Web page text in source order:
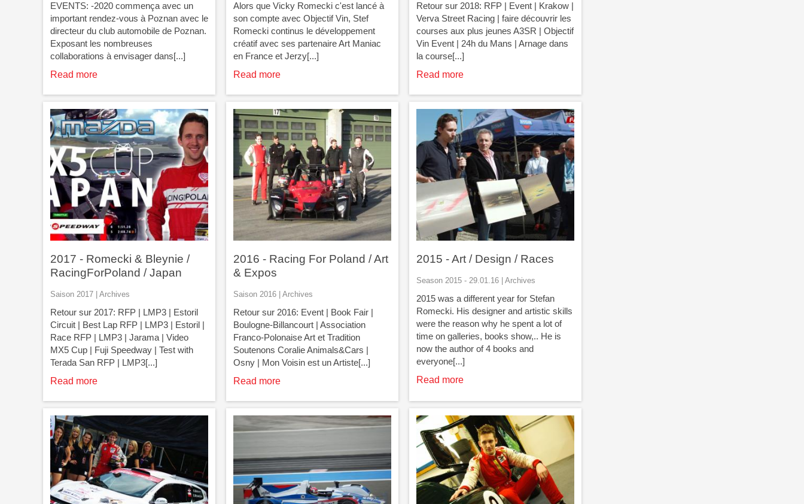
EVENTS: -2020 commença avec un
important rendez-vous à Poznan avec le
directeur du club automobile de Poznan.
Exposant les nombreuses
collaborations à envisager dans[...]
Read more
Alors que Vicky Romecki c'est lancé à
son compte avec Objectif Vin, Stef
Romecki continus le développement
créatif avec ses partenaire Art Maniac
en France et Jerzy[...]
Read more
Retour sur 2018: RFP | Event | Krakow |
Verva Street Racing | faire découvrir les
courses aux plus jeunes A3SR | Objectif
Vin Event | 24h du Mans | Arnage dans
la course[...]
Read more
2017 - Romecki & Bleynie /
RacingForPoland / Japan
Saison 2017 | Archives
Retour sur 2017: RFP | LMP3 | Estoril
Circuit | Best Lap RFP | LMP3 | Estoril |
Race RFP | LMP3 | Jarama | Video
MX5 Cup | Fuji Speedway | Test with
Terada San RFP | LMP3[...]
Read more
2016 - Racing For Poland / Art
& Expos
Saison 2016 | Archives
Retour sur 2016: Event | Book Fair |
Boulogne-Billancourt | Association
Franco-Polonaise Art et Tradition
Soutenons Coralie Animals&Cars |
Osny | Mon Voisin est un Artiste[...]
Read more
2015 - Art / Design / Races
Season 2015 - 29.01.16 | Archives
2015 was a different year for Stefan
Romecki. His designer and artistic skills
were the reason why he spent a lot of
time on galleries, books show,.. He is
now the author of 4 books and
everyone[...]
Read more